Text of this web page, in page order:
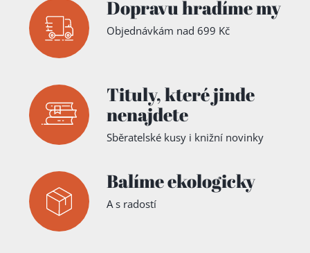
Dopravu hradíme my
Objednávkám nad 699 Kč
Tituly,které jinde
nenajdete
Sběratelské kusy i knižní novinky
Balíme ekologicky
A s radostí